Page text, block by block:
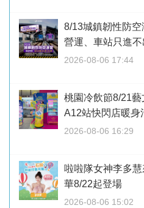
8/13城鎮韌性防
營運、車站只進
2026-08-06 17:44
桃園冷飲節8/21
A12站快閃店暖身
2026-08-06 16:29
啦啦隊女神李多
華8/22起登場
2026-08-06 15:02